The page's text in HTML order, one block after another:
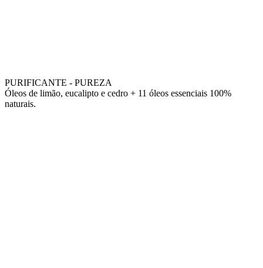
PURIFICANTE - PUREZA
Óleos de limão, eucalipto e cedro + 11 óleos essenciais 100%
naturais.